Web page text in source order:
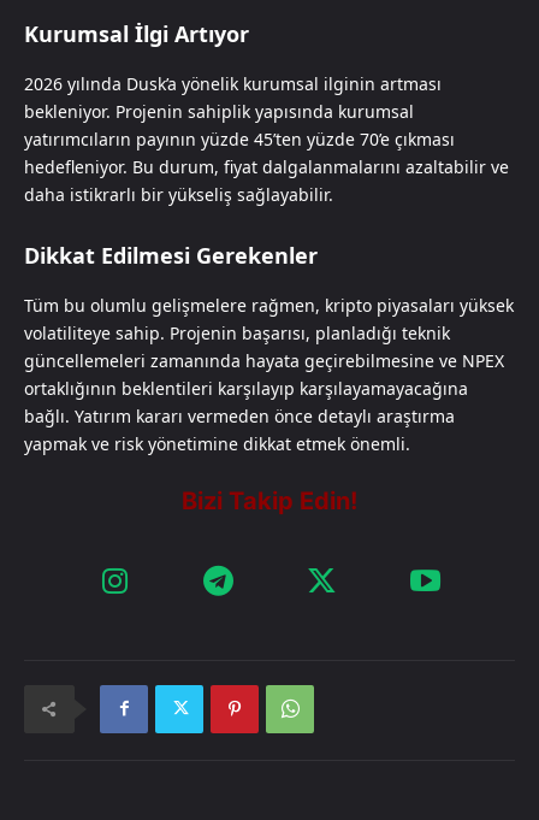
Kurumsal İlgi Artıyor
2026 yılında Dusk’a yönelik kurumsal ilginin artması
bekleniyor. Projenin sahiplik yapısında kurumsal
yatırımcıların payının yüzde 45’ten yüzde 70’e çıkması
hedefleniyor. Bu durum, fiyat dalgalanmalarını azaltabilir ve
daha istikrarlı bir yükseliş sağlayabilir.
Dikkat Edilmesi Gerekenler
Tüm bu olumlu gelişmelere rağmen, kripto piyasaları yüksek
volatiliteye sahip. Projenin başarısı, planladığı teknik
güncellemeleri zamanında hayata geçirebilmesine ve NPEX
ortaklığının beklentileri karşılayıp karşılayamayacağına
bağlı. Yatırım kararı vermeden önce detaylı araştırma
yapmak ve risk yönetimine dikkat etmek önemli.